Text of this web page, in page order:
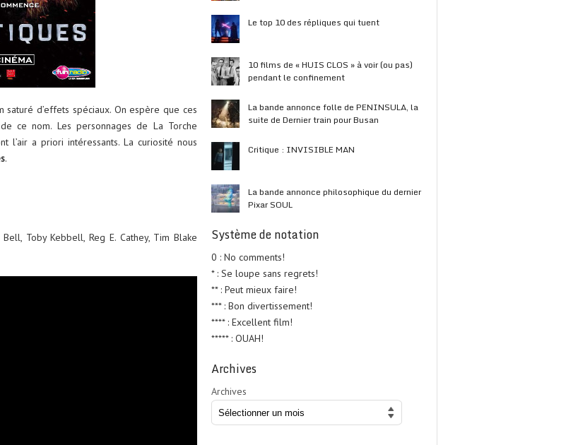
d’effets spéciaux. On espère que ces
ce nom. Les personnages de La Torche
l’air a priori intéressants. La curiosité nous
.
Toby Kebbell, Reg E. Cathey, Tim Blake
Le top 10 des répliques qui tuent
10 films de « HUIS CLOS » à voir (ou pas)
pendant le confinement
La bande annonce folle de PENINSULA, la
suite de Dernier train pour Busan
Critique : INVISIBLE MAN
La bande annonce philosophique du dernier
Pixar SOUL
Système de notation
0 : No comments!
* : Se loupe sans regrets!
** : Peut mieux faire!
*** : Bon divertissement!
**** : Excellent film!
***** : OUAH!
Archives
Archives